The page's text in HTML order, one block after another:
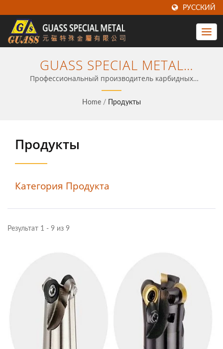
РУССКИЙ
GUASS SPECIAL METAL
PRODUCTS CORP.
Профессиональный производитель карбидных
инструментов - ваш партнер по ЧПУ.
Home / Продукты
Продукты
Категория Продукта
Результат 1 - 9 из 9